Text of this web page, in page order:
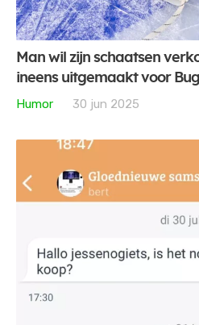
Man wil zijn schaatsen
ineens uitgemaakt voor
Humor
30 jun 2025